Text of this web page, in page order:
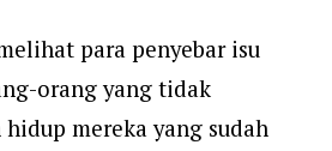
para penyebar isu
orang yang tidak
hidup mereka yang sudah